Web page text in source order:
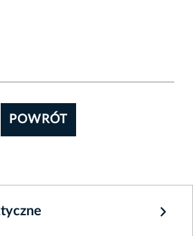
POWRÓT